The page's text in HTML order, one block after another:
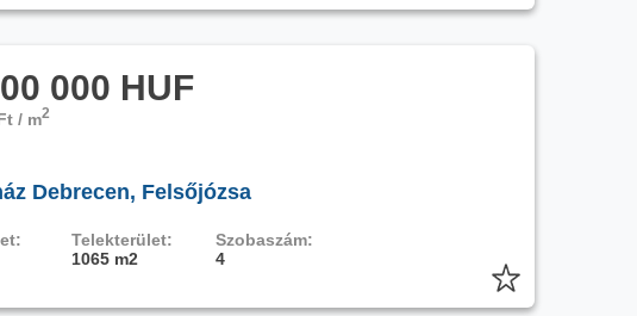
000 HUF
/ m2
Debrecen, Felsőjózsa
Telekterület:
1065 m2
Szobaszám:
4